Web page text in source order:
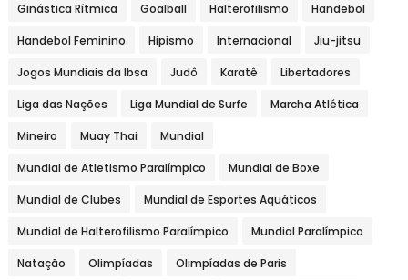
Ginástica Rítmica Goalball Halterofilismo Handebol
Handebol Feminino Hipismo Internacional Jiu-jitsu
Jogos Mundiais da Ibsa Judô Karatê Libertadores
Liga das Nações Liga Mundial de Surfe Marcha Atlética
Mineiro Muay Thai Mundial
Mundial de Atletismo Paralímpico Mundial de Boxe
Mundial de Clubes Mundial de Esportes Aquáticos
Mundial de Halterofilismo Paralímpico Mundial Paralímpico
Natação Olimpíadas Olimpíadas de Paris